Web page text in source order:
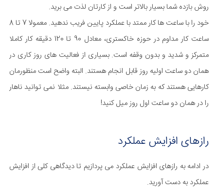
روش بازده شما بسیار بالاتر است و از کارتان لذت می برید.
خود را با ساعت ها کار ممتد با عملکرد پایین فریب ندهید. معمولا 7 تا 8
ساعت کار مداوم در حوزه خاکستری، معادل 90 تا 120 دقیقه کار کاملا
متمرکز و شدید و بدون وقفه است. بسیاری از فعالیت های روز کاری در
همان دو ساعت اولیه روز قابل انجام هستند. البته واضح است منظورمان
کارهایی هستند که به زمان خاصی وابسته نیستند. مثلا نمی توانید ناهار
را در همان دو ساعت اول روز میل کنید!
رازهای افزایش عملکرد
در ادامه به رازهای افزایش عملکرد می پردازیم تا دیدگاهی کلی از افزایش
عملکرد به دست آورید.